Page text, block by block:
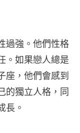
過強。他們性格
。如果戀人總是
座，他們會感到
的獨立人格，同
長。